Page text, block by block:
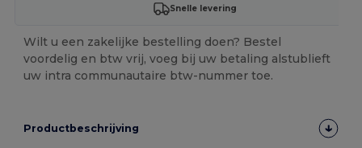
Snelle levering
Wilt u een zakelijke bestelling doen? Bestel
voordelig en btw vrij, voeg bij uw betaling alstublieft
uw intra communautaire btw-nummer toe.
Productbeschrijving